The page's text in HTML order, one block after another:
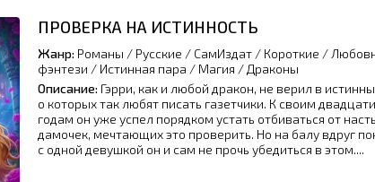
ПРОВЕРКА НА ИСТИННОСТЬ
Жанр: Романы / Русские / СамИздат / Короткие /
фэнтези / Истинная пара / Магия / Драконы
Описание: Гэрри, как и любой дракон, не верил в
о которых так любят писать газетчики. К своим
годам он уже успел порядком устать отбиваться от
дамочек, мечтающих это проверить. Но на балу вдруг
с одной девушкой он и сам не прочь убедиться в этом....